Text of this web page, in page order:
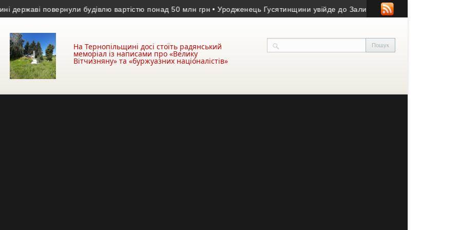
повернули будівлю вартістю понад 50 млн грн • Уродженець Гусятинщини увійде до Зали світової шахової слави
На Тернопільщині досі стоїть радянський
меморіал із написами про «Велику
Вітчизняну» та «буржуазних націоналістів»